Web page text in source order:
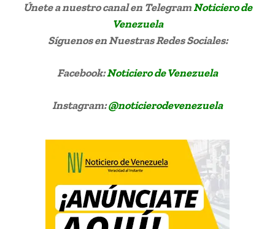
Únete a nuestro canal en TelegramNoticiero de
Venezuela
Síguenosen Nuestras Redes Sociales:
Facebook:Noticiero de Venezuela
Instagram:@noticierodevenezuela